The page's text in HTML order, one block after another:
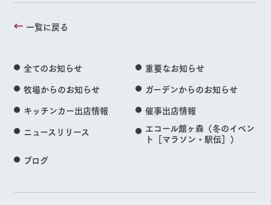
一覧に戻る
全てのお知らせ
重要なお知らせ
牧場からのお知らせ
ガーデンからのお知らせ
キッチンカー出店情報
催事出店情報
ニュースリリース
エコール館ヶ森（冬のイベン
ト［マラソン・駅伝］）
ブログ